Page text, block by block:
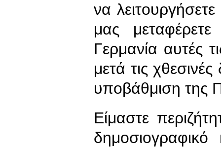
να
μας
Γερμανία αυτές
μετά τις χθεσινές
υποβάθμιση της
Είμαστε